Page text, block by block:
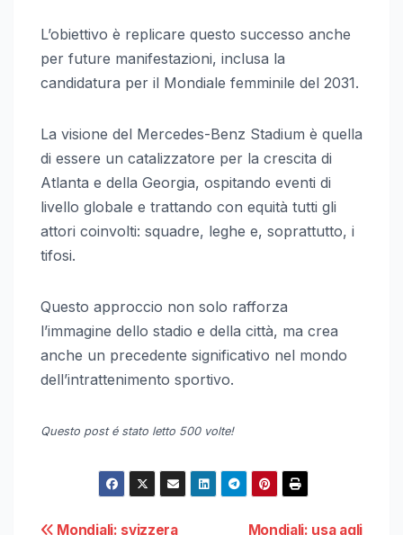
L’obiettivo è replicare questo successo anche
per future manifestazioni, inclusa la
candidatura per il Mondiale femminile del 2031.
La visione del Mercedes-Benz Stadium è quella
di essere un catalizzatore per la crescita di
Atlanta e della Georgia, ospitando eventi di
livello globale e trattando con equità tutti gli
attori coinvolti: squadre, leghe e, soprattutto, i
tifosi.
Questo approccio non solo rafforza
l’immagine dello stadio e della città, ma crea
anche un precedente significativo nel mondo
dell’intrattenimento sportivo.
Questo post é stato letto 500 volte!
Mondiali: usa agli
Mondiali: svizzera